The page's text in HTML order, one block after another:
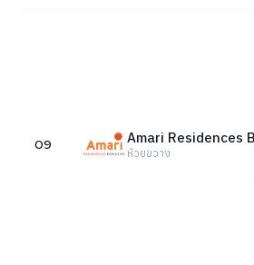
09
ห้วยขวาง